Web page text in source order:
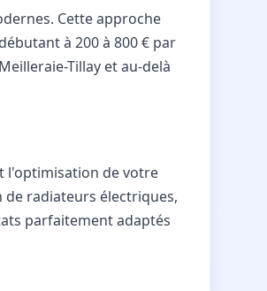
Cette approche
à 200 à 800 € par
Tillay et au-delà
l'optimisation de votre
radiateurs électriques,
parfaitement adaptés